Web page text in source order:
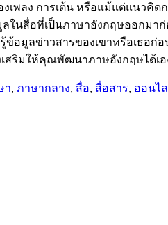
พลง การเต้น หรือแม้แต่แนวคิด
ในสื่อที่เป็นภาษาอังกฤษออกม
มูลข่าวสารของเขาหรือเธอก่
สริมให้คุณพัฒนาภาษอังกฤษได้เอ
า, ภาษากลาง, สื่อ, สื่อสาร, ออนไ